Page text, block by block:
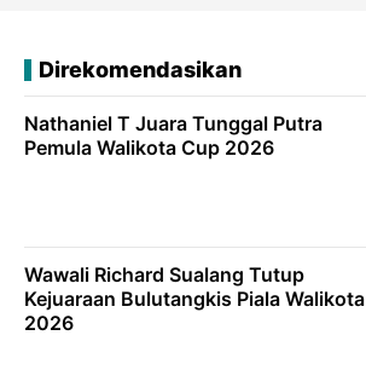
Direkomendasikan
Nathaniel T Juara Tunggal Putra
Pemula Walikota Cup 2026
Wawali Richard Sualang Tutup
Kejuaraan Bulutangkis Piala Walikota
2026